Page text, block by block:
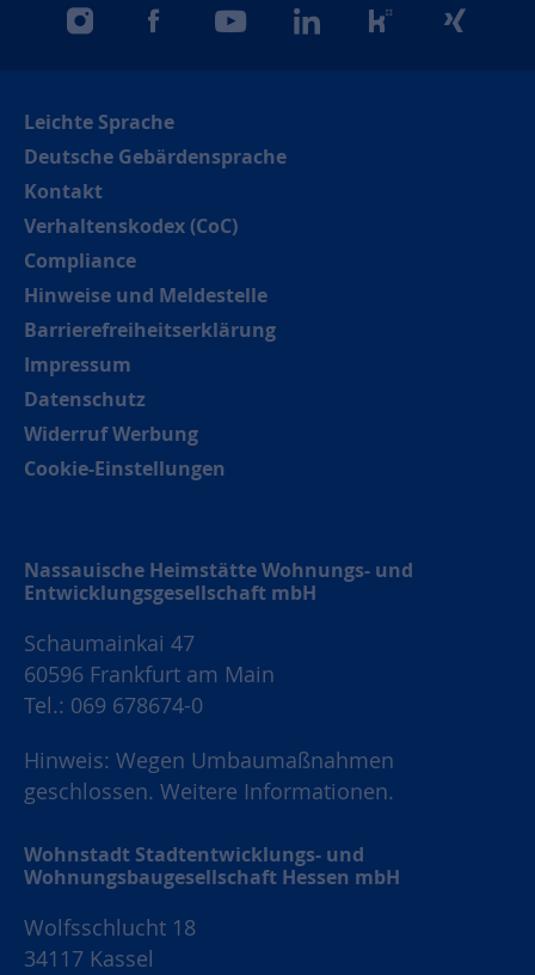
instagramfacebookyoutubelinkedinkununuxing
Leichte Sprache
Deutsche Gebärdensprache
Kontakt
Verhaltenskodex (CoC)
Compliance
Hinweise und Meldestelle
Barrierefreiheitserklärung
Impressum
Datenschutz
Widerruf Werbung
Cookie-Einstellungen
Nassauische Heimstätte Wohnungs- und
Entwicklungsgesellschaft mbH
Schaumainkai 47
60596 Frankfurt am Main
Tel.: 069 678674-0
Hinweis: Wegen Umbaumaßnahmen
geschlossen. Weitere Informationen.
Wohnstadt Stadtentwicklungs- und
Wohnungsbaugesellschaft Hessen mbH
Wolfsschlucht 18
34117 Kassel